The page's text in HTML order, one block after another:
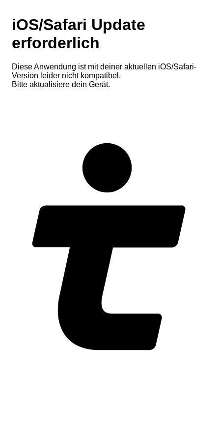
iOS/Safari Update
erforderlich
Diese Anwendung ist mit deiner aktuellen iOS/Safari-
Version leider nicht kompatibel.
Bitte aktualisiere dein Gerät.